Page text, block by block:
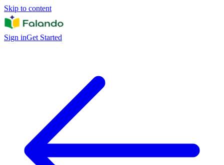
Skip to content
Sign inGet Started